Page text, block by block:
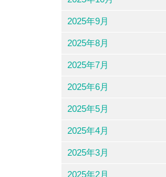
2025年9月
2025年8月
2025年7月
2025年6月
2025年5月
2025年4月
2025年3月
2025年2月